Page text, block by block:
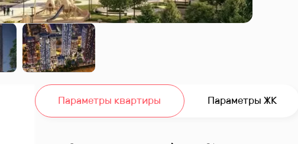
Параметры квартиры Параметры ЖК